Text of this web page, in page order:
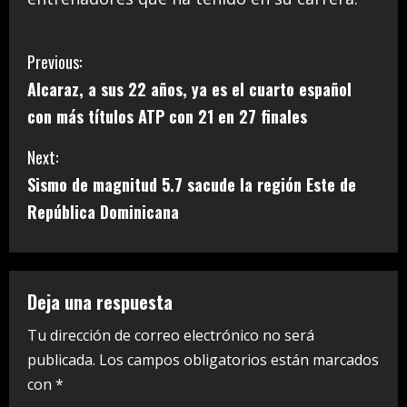
C
o
n
t
i
n
u
e
R
Previous:
Alcaraz, a sus 22 años, ya es el cuarto español
con más títulos ATP con 21 en 27 finales
Next:
Sismo de magnitud 5.7 sacude la región Este de
República Dominicana
Deja una respuesta
Tu dirección de correo electrónico no será
publicada. Los campos obligatorios están marcados
con *